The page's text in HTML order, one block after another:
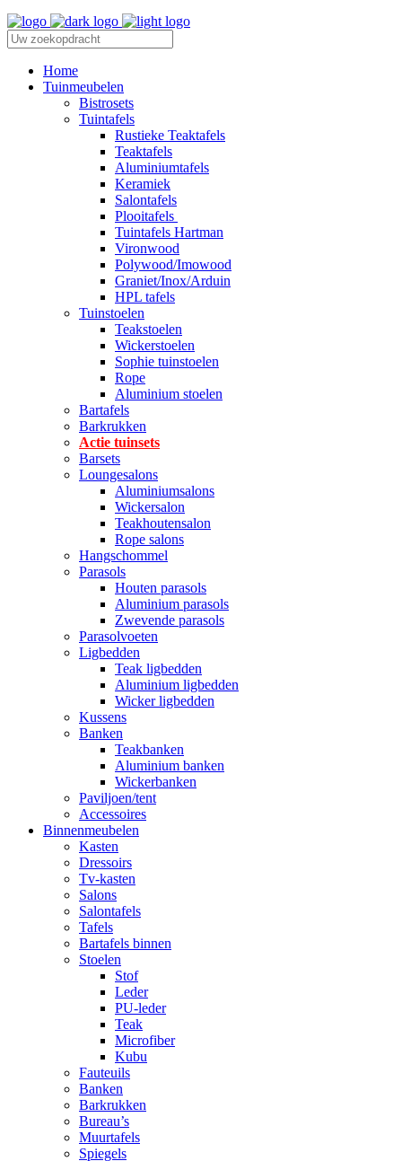
Home
Tuinmeubelen
Bistrosets
Tuintafels
Rustieke Teaktafels
Teaktafels
Aluminiumtafels
Keramiek
Salontafels
Plooitafels
Tuintafels Hartman
Vironwood
Polywood/Imowood
Graniet/Inox/Arduin
HPL tafels
Tuinstoelen
Teakstoelen
Wickerstoelen
Sophie tuinstoelen
Rope
Aluminium stoelen
Bartafels
Barkrukken
Actie tuinsets
Barsets
Loungesalons
Aluminiumsalons
Wickersalon
Teakhoutensalon
Rope salons
Hangschommel
Parasols
Houten parasols
Aluminium parasols
Zwevende parasols
Parasolvoeten
Ligbedden
Teak ligbedden
Aluminium ligbedden
Wicker ligbedden
Kussens
Banken
Teakbanken
Aluminium banken
Wickerbanken
Paviljoen/tent
Accessoires
Binnenmeubelen
Kasten
Dressoirs
Tv-kasten
Salons
Salontafels
Tafels
Bartafels binnen
Stoelen
Stof
Leder
PU-leder
Teak
Microfiber
Kubu
Fauteuils
Banken
Barkrukken
Bureau’s
Muurtafels
Spiegels